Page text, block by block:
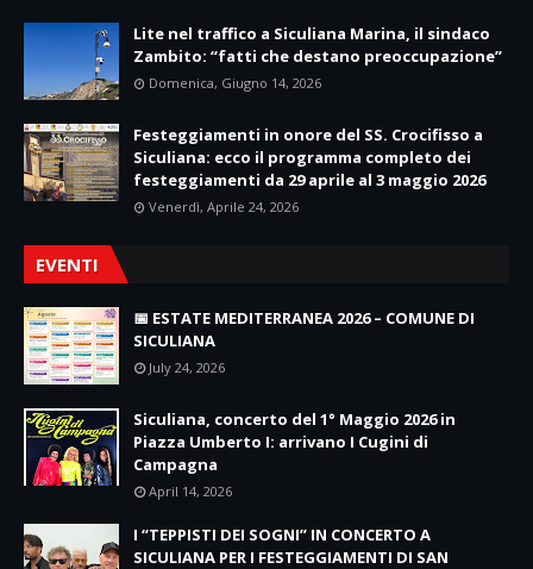
Lite nel traffico a Siculiana Marina, il sindaco
Zambito: “fatti che destano preoccupazione”
Domenica, Giugno 14, 2026
Festeggiamenti in onore del SS. Crocifisso a
Siculiana: ecco il programma completo dei
festeggiamenti da 29 aprile al 3 maggio 2026
Venerdì, Aprile 24, 2026
EVENTI
📅 ESTATE MEDITERRANEA 2026 – COMUNE DI
SICULIANA
July 24, 2026
Siculiana, concerto del 1° Maggio 2026 in
Piazza Umberto I: arrivano I Cugini di
Campagna
April 14, 2026
I “TEPPISTI DEI SOGNI” IN CONCERTO A
SICULIANA PER I FESTEGGIAMENTI DI SAN